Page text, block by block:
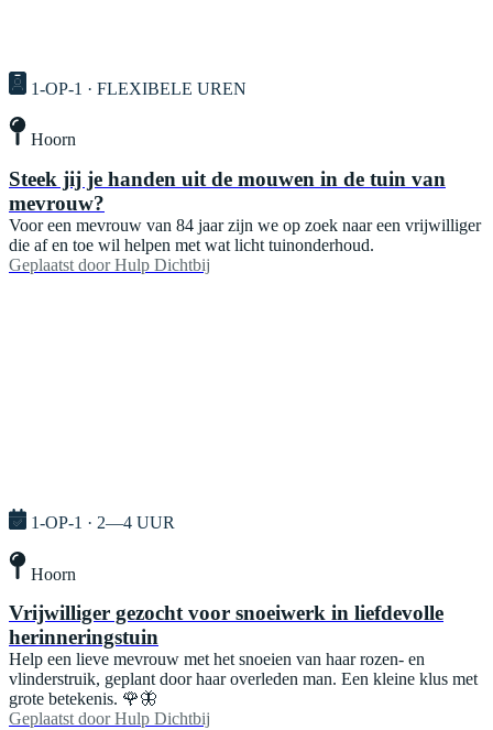
1-OP-1 · FLEXIBELE UREN
Hoorn
Steek jij je handen uit de mouwen in de tuin van
mevrouw?
Voor een mevrouw van 84 jaar zijn we op zoek naar een vrijwilliger
die af en toe wil helpen met wat licht tuinonderhoud.
Geplaatst door Hulp Dichtbij
1-OP-1 · 2—4 UUR
Hoorn
Vrijwilliger gezocht voor snoeiwerk in liefdevolle
herinneringstuin
Help een lieve mevrouw met het snoeien van haar rozen- en
vlinderstruik, geplant door haar overleden man. Een kleine klus met
grote betekenis. 🌹🦋
Geplaatst door Hulp Dichtbij